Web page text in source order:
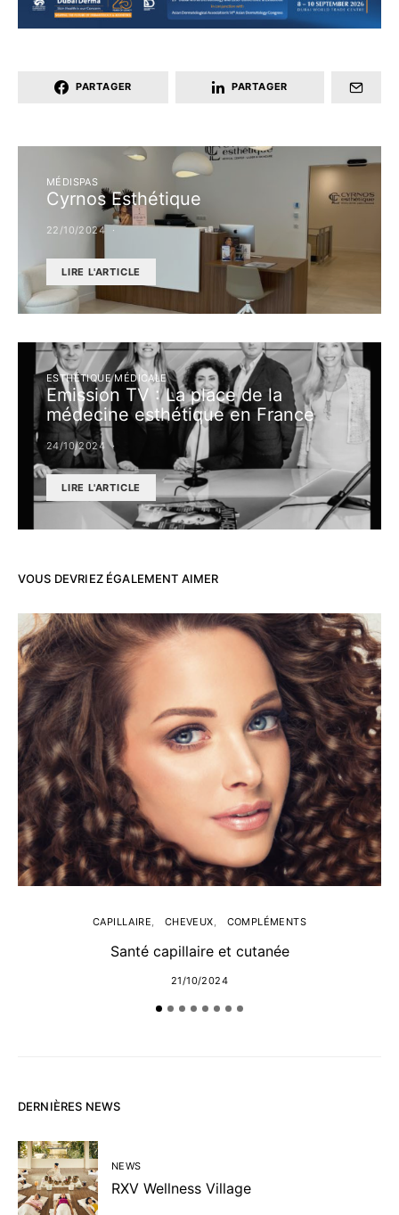
PARTAGER PARTAGER
MÉDISPAS
Cyrnos Esthétique
22/10/2024
LIRE L'ARTICLE
ESTHÉTIQUE MÉDICALE
Emission TV : La place de la
médecine esthétique en France
24/10/2024
LIRE L'ARTICLE
VOUS DEVRIEZ ÉGALEMENT AIMER
CAPILLAIRE CHEVEUX COMPLÉMENTS
Santé capillaire et cutanée
21/10/2024
DERNIÈRES NEWS
NEWS
RXV Wellness Village